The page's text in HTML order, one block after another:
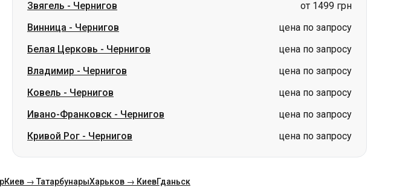
Владимир-Чернигов
цена по запросу
Ковель-Чернигов
цена по запросу
Ивано-Франковск-Чернигов
цена по запросу
Кривой Рог-Чернигов цена по запросу
Киев → ТатарбунарыХарьков → КиевГданьск